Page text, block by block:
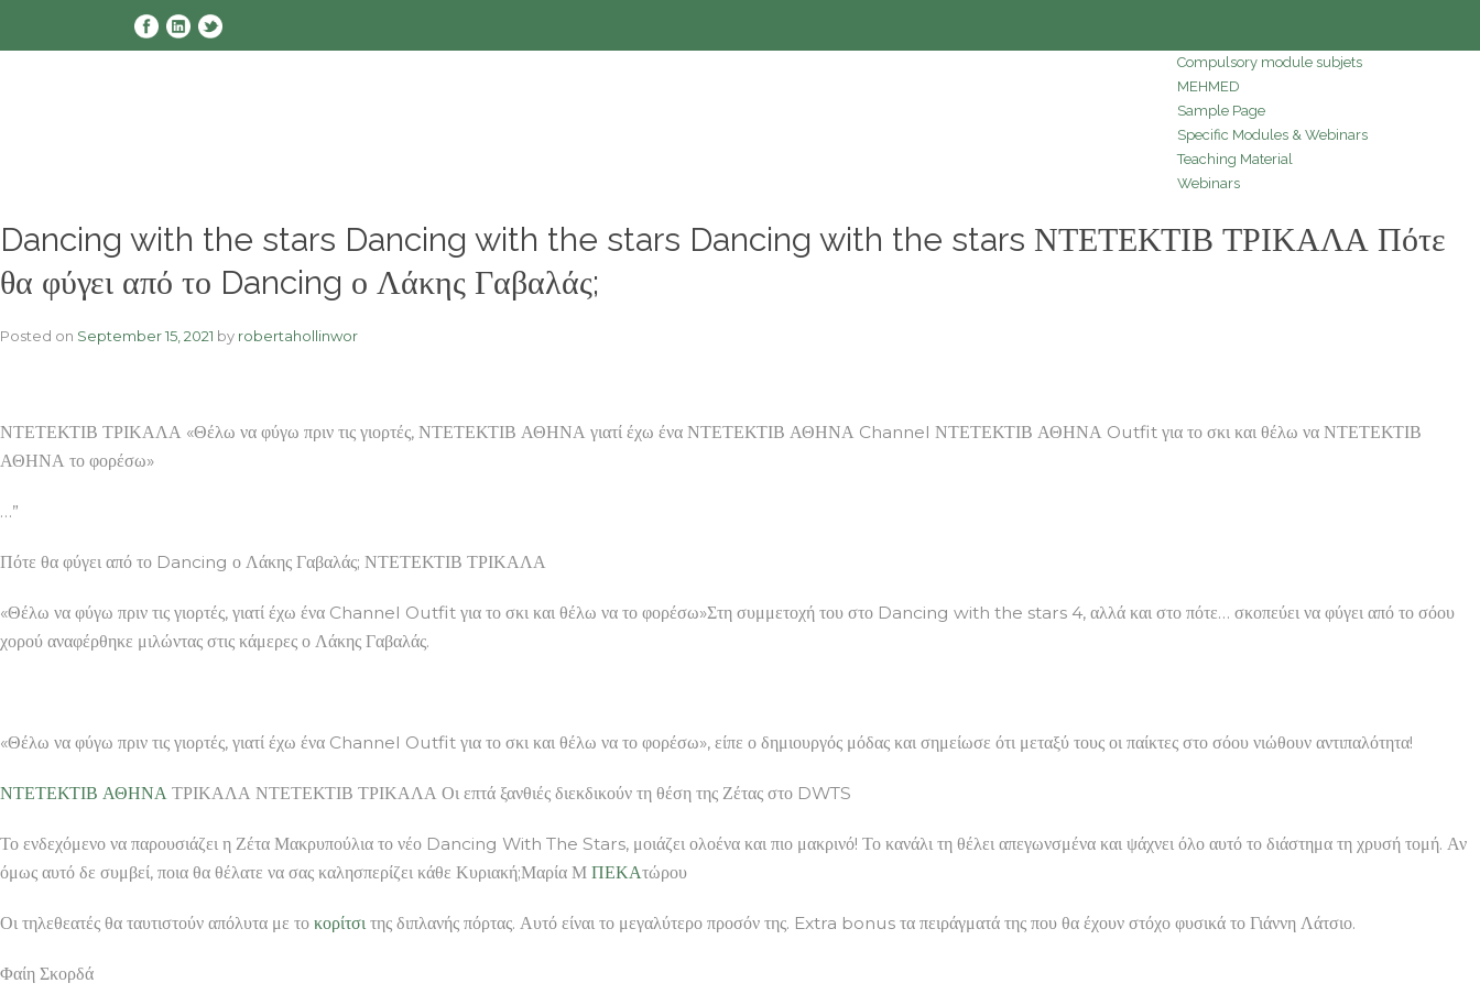
Compulsory module subjets
MEHMED
Sample Page
Specific Modules & Webinars
Teaching Material
Webinars
Dancing with the stars Dancing with the stars Dancing with the stars ΝΤΕΤΕΚΤΙΒ ΤΡΙΚΑΛΑ Πότε
θα φύγει από το Dancing ο Λάκης Γαβαλάς;
Posted on September 15, 2021 by robertahollinwor
ΝΤΕΤΕΚΤΙΒ ΤΡΙΚΑΛΑ «Θέλω να φύγω πριν τις γιορτές, ΝΤΕΤΕΚΤΙΒ ΑΘΗΝΑ γιατί έχω ένα ΝΤΕΤΕΚΤΙΒ ΑΘΗΝΑ Channel ΝΤΕΤΕΚΤΙΒ ΑΘΗΝΑ Outfit για το σκι και θέλω να ΝΤΕΤΕΚΤΙΒ
ΑΘΗΝΑ το φορέσω»
…”
Πότε θα φύγει από το Dancing ο Λάκης Γαβαλάς; ΝΤΕΤΕΚΤΙΒ ΤΡΙΚΑΛΑ
«Θέλω να φύγω πριν τις γιορτές, γιατί έχω ένα Channel Outfit για το σκι και θέλω να το φορέσω»Στη συμμετοχή του στο Dancing with the stars 4, αλλά και στο πότε… σκοπεύει να φύγει από το σόου
χορού αναφέρθηκε μιλώντας στις κάμερες ο Λάκης Γαβαλάς.
«Θέλω να φύγω πριν τις γιορτές, γιατί έχω ένα Channel Outfit για το σκι και θέλω να το φορέσω», είπε ο δημιουργός μόδας και σημείωσε ότι μεταξύ τους οι παίκτες στο σόου νιώθουν αντιπαλότητα!
ΝΤΕΤΕΚΤΙΒ ΑΘΗΝΑ ΤΡΙΚΑΛΑ ΝΤΕΤΕΚΤΙΒ ΤΡΙΚΑΛΑ Οι επτά ξανθιές διεκδικούν τη θέση της Ζέτας στο DWTS
Το ενδεχόμενο να παρουσιάζει η Ζέτα Μακρυπούλια το νέο Dancing With The Stars, μοιάζει ολοένα και πιο μακρινό! Το κανάλι τη θέλει απεγωνσμένα και ψάχνει όλο αυτό το διάστημα τη χρυσή τομή. Αν
όμως αυτό δε συμβεί, ποια θα θέλατε να σας καλησπερίζει κάθε Κυριακή;Μαρία Μ ΠΕΚΑτώρου
Οι τηλεθεατές θα ταυτιστούν απόλυτα με το κορίτσι της διπλανής πόρτας. Αυτό είναι το μεγαλύτερο προσόν της. Extra bonus τα πειράγματά της που θα έχουν στόχο φυσικά το Γιάννη Λάτσιο.
Φαίη Σκορδά